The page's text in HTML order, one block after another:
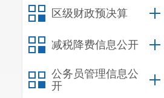
区级财政预决算
减税降费信息公开
公务员管理信息公
开